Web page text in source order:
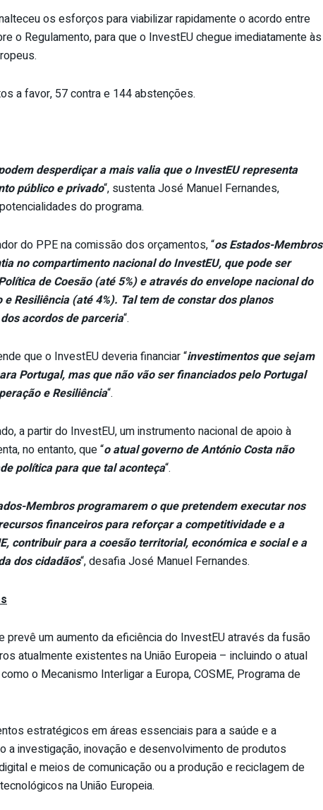
os esforços para viabilizar rapidamente o acordo entre
o Regulamento, para que o InvestEU chegue imediatamente às
a favor, 57 contra e 144 abstenções.
desperdiçar a mais valia que o InvestEU representa
público e privado“, sustenta José Manuel Fernandes,
do programa.
do PPE na comissão dos orçamentos, “os Estados-Membros
no compartimento nacional do InvestEU, que pode ser
de Coesão (até 5%) e através do envelope nacional do
Resiliência (até 4%). Tal tem de constar dos planos
acordos de parceria“.
que o InvestEU deveria financiar “investimentos que sejam
Portugal, mas que não vão ser financiados pelo Portugal
e Resiliência“.
a partir do InvestEU, um instrumento nacional de apoio à
no entanto, que “o atual governo de António Costa não
política para que tal aconteça“.
Membros programarem o que pretendem executar nos
financeiros para reforçar a competitividade e a
contribuir para a coesão territorial, económica e social e a
dos cidadãos“, desafia José Manuel Fernandes.
prevê um aumento da eficiência do InvestEU através da fusão
atualmente existentes na União Europeia – incluindo o atual
como o Mecanismo Interligar a Europa, COSME, Programa de
estratégicos em áreas essenciais para a saúde e a
a investigação, inovação e desenvolvimento de produtos
e meios de comunicação ou a produção e reciclagem de
na União Europeia.